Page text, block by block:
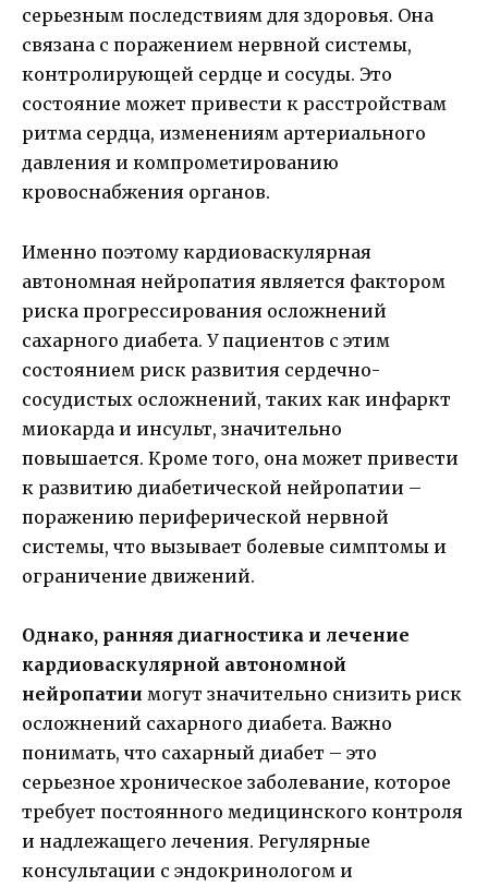
серьезным последствиям для здоровья. Она
связана с поражением нервной системы,
контролирующей сердце и сосуды. Это
состояние может привести к расстройствам
ритма сердца, изменениям артериального
давления и компрометированию
кровоснабжения органов.
Именно поэтому кардиоваскулярная
автономная нейропатия является фактором
риска прогрессирования осложнений
сахарного диабета. У пациентов с этим
состоянием риск развития сердечно-
сосудистых осложнений, таких как инфаркт
миокарда и инсульт, значительно
повышается. Кроме того, она может привести
к развитию диабетической нейропатии –
поражению периферической нервной
системы, что вызывает болевые симптомы и
ограничение движений.
Однако, ранняя диагностика и лечение
кардиоваскулярной автономной
нейропатии могут значительно снизить риск
осложнений сахарного диабета. Важно
понимать, что сахарный диабет – это
серьезное хроническое заболевание, которое
требует постоянного медицинского контроля
и надлежащего лечения. Регулярные
консультации с эндокринологом и